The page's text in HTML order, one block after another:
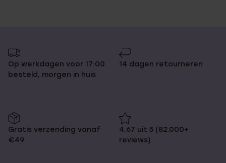
Op werkdagen voor 17:00
besteld, morgen in huis
14 dagen retourneren
Gratis verzending vanaf
€49
4,67 uit 5 (82.000+
reviews)